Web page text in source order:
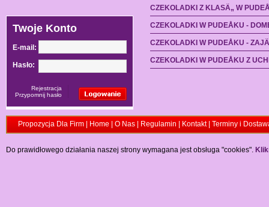
Twoje Konto
E-mail:
Hasło:
Rejestracja
Przypomnij hasło
CZEKOLADKI Z KLASÄ„ W
CZEKOLADKI W PUDEÅKU -
CZEKOLADKI W PUDEÅKU -
CZEKOLADKI W PUDEÅKU Z
Propozycja Dla Firm Home O Nas Regulamin Kontakt| Terminy i
Do prawidłowego działania naszej strony wymagana jest obsługa "cookies".